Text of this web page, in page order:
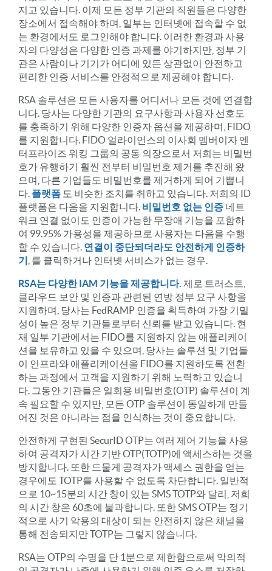
지고 있습니다. 이제 모든 정부 기관의 직원들은 다양한
장소에서 접속해야 하며, 일부는 인터넷에 접속할 수 없
는 환경에서도 로그인해야 합니다. 이러한 환경과 사용
자의 다양성은 다양한 인증 과제를 야기하지만, 정부 기
관은 사람이나 기기가 어디에 있든 상관없이 안전하고
편리한 인증 서비스를 안정적으로 제공해야 합니다.
RSA 솔루션은 모든 사용자를 어디서나 모든 것에 연결합
니다. 당사는 다양한 기관의 요구사항과 사용자 선호도
를 충족하기 위해 다양한 인증자 옵션을 제공하며, FIDO
를 지원합니다. FIDO 얼라이언스의 이사회 멤버이자 엔
터프라이즈 워킹 그룹의 공동 의장으로서 저희는 비밀번
호가 유행하기 훨씬 전부터 비밀번호 제거를 추진해 왔
으며, 다른 기업들도 비밀번호를 제거하게 되어 기쁩니
다. 플랫폼 도 비슷한 조치를 취하고 있습니다. 저희의 ID
플랫폼은 다음을 지원합니다. 비밀번호 없는 인증 네트
워크 연결 없이도 인증이 가능한 무장애 기능을 포함하
여 99.95% 가용성을 제공하므로 사용자는 다음을 수행
할 수 있습니다. 연결이 중단되더라도 안전하게 인증하
기 , 를 클릭하거나 인터넷 서비스가 없는 경우.
RSA는 다양한 IAM 기능을 제공합니다. 제로 트러스트,
클라우드 보안 및 인증과 관련된 연방 정부 요구 사항을
지원하며, 당사는 FedRAMP 인증을 획득하여 가장 기밀
성이 높은 정부 기관들로부터 신뢰를 받고 있습니다. 현
재 일부 기관에서는 FIDO를 지원하지 않는 애플리케이
션을 보유하고 있을 수 있으며, 당사는 솔루션 및 기업들
이 인프라와 애플리케이션을 FIDO를 지원하도록 전환
하는 과정에서 고객을 지원하기 위해 노력하고 있습니
다. 그동안 기관들은 일회용 비밀번호(OTP) 솔루션이 계
속 필요할 수 있지만, 모든 OTP 솔루션이 동일하게 만들
어진 것은 아니라는 점을 인식하는 것이 중요합니다.
안전하게 구현된 SecurID OTP는 여러 제어 기능을 사용
하여 공격자가 시간 기반 OTP(TOTP)에 액세스하는 것을
방지합니다. 또한 드물게 공격자가 액세스 권한을 얻는
경우에도 TOTP를 사용할 수 없도록 차단합니다. 일반적
으로 10~15분의 시간 창이 있는 SMS TOTP와 달리, 저희
의 시간 창은 60초에 불과합니다. 또한 SMS OTP는 정기
적으로 사기 악용의 대상이 되는 안전하지 않은 채널을
통해 전송되지만 TOTP는 그렇지 않습니다.
RSA는 OTP의 수명을 단 1분으로 제한함으로써 악의적